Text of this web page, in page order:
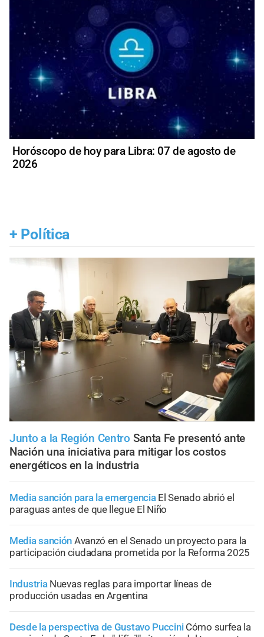
Horóscopo de hoy para Libra: 07 de agosto de
2026
+ Política
Junto a la Región Centro Santa Fe presentó ante
Nación una iniciativa para mitigar los costos
energéticos en la industria
Media sanción para la emergencia El Senado abrió el
paraguas antes de que llegue El Niño
Media sanción Avanzó en el Senado un proyecto para la
participación ciudadana prometida por la Reforma 2025
Industria Nuevas reglas para importar líneas de
producción usadas en Argentina
Desde la perspectiva de Gustavo Puccini Cómo surfea la